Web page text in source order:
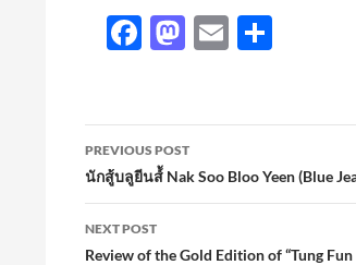
F
b
o
o
k
M
d
o
n
E
e
Post
navigation
PREVIOUS POST
นักสู้บลูยีนส์้ Nak Soo Bloo Yeen (Blue
NEXT POST
Review of the Gold Edition of “Tung